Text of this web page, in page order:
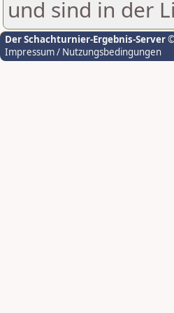
und sind in der
Der Schachturnier-Ergebnis-Server
Impressum / Nutzungsbedingungen